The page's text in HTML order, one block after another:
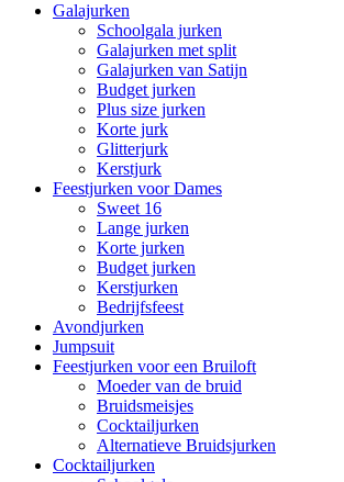
Galajurken
Schoolgala jurken
Galajurken met split
Galajurken van Satijn
Budget jurken
Plus size jurken
Korte jurk
Glitterjurk
Kerstjurk
Feestjurken voor Dames
Sweet 16
Lange jurken
Korte jurken
Budget jurken
Kerstjurken
Bedrijfsfeest
Avondjurken
Jumpsuit
Feestjurken voor een Bruiloft
Moeder van de bruid
Bruidsmeisjes
Cocktailjurken
Alternatieve Bruidsjurken
Cocktailjurken